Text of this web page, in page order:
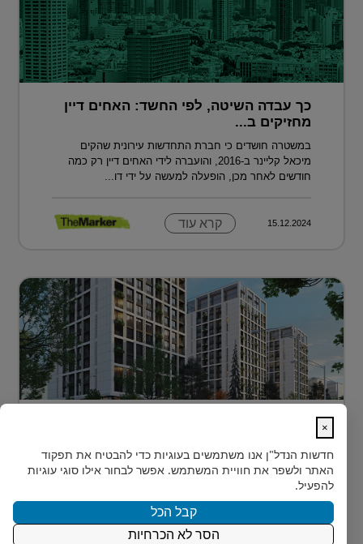
כך עבדה השיטה, לפי החשד: האחים דיין
מחזיקים ב...
במשטרה חושדים כי חברת התחדשות עירונית שהקים
מיכאל קליינר ב-2016, והועברה לידי האחים דיין רק כמה
חודשים לאחר מכן, הופעלה למעשה על ידי דו...
15.12.2024 קרא עוד
כשחושבים על השקעות נדל"ן מעבר לים, מדינה אחת
נמצאת בשנים האחרונות בראש הרשימה של משקיעים
ישראלים רבים: גאורגיה. ...
×
חדשות הנדל"ן אנו משתמשים בעוגיות כדי להבטיח את תפקוד
האתר ולשפר את חוויית המשתמש. אפשר לבחור אילו סוגי עוגיות
להפעיל.
קבל הכל
הסר לא הכרחיות